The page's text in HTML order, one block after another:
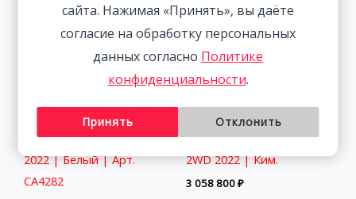
Audi A3 1.4T 150HP 2WD
2022 | Белый | Арт.
CA4282
BMW 320Li 2.0T 156HP
2WD 2022 | Ким.
3 058 800₽
сайта. Нажимая «Принять», вы даёте
согласие на обработку персональных
данных согласно Политике
конфиденциальности.
Принять Отклонить